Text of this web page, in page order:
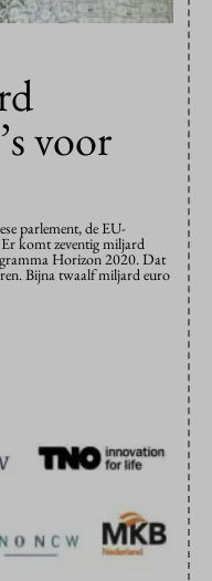
voor
parlement, de EU-
komt zeventig miljard
Horizon 2020. Dat
Bijna twaalf miljard euro